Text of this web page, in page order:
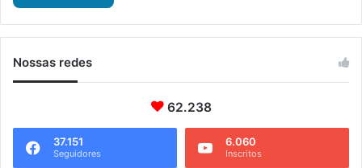
Nossas redes
62.238
37.151
Seguidores
6.060
Inscritos